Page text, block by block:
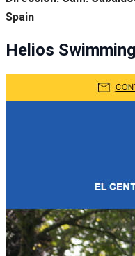
Spain
Helios